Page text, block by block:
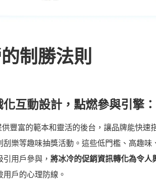
制勝法則
互動設計，點燃參與引擎：
供豐富的範本和靈活的後台，讓品牌能快速
刮樂等趣味抽獎活動。這些低門檻、高趣味
引用戶參與，將冰冷的促銷資訊轉化為令人
用戶的心理防線。